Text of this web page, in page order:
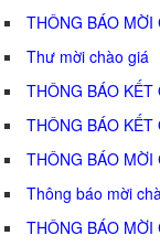
THÔNG BÁO MỜI
Thư mời chào giá
THÔNG BÁO KẾT
THÔNG BÁO KẾT
THÔNG BÁO MỜI
Thông báo mời
THÔNG BÁO MỜI